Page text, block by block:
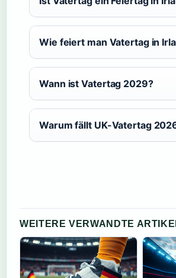
Wie feiert man Vatertag in
Wann ist Vatertag 2029?
Warum fällt UK-Vatertag
WEITERE VERWANDTE